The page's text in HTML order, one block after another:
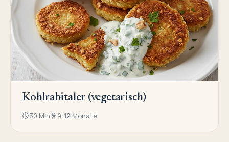
Kohlrabitaler (vegetarisch)
30 Min 9-12 Monate